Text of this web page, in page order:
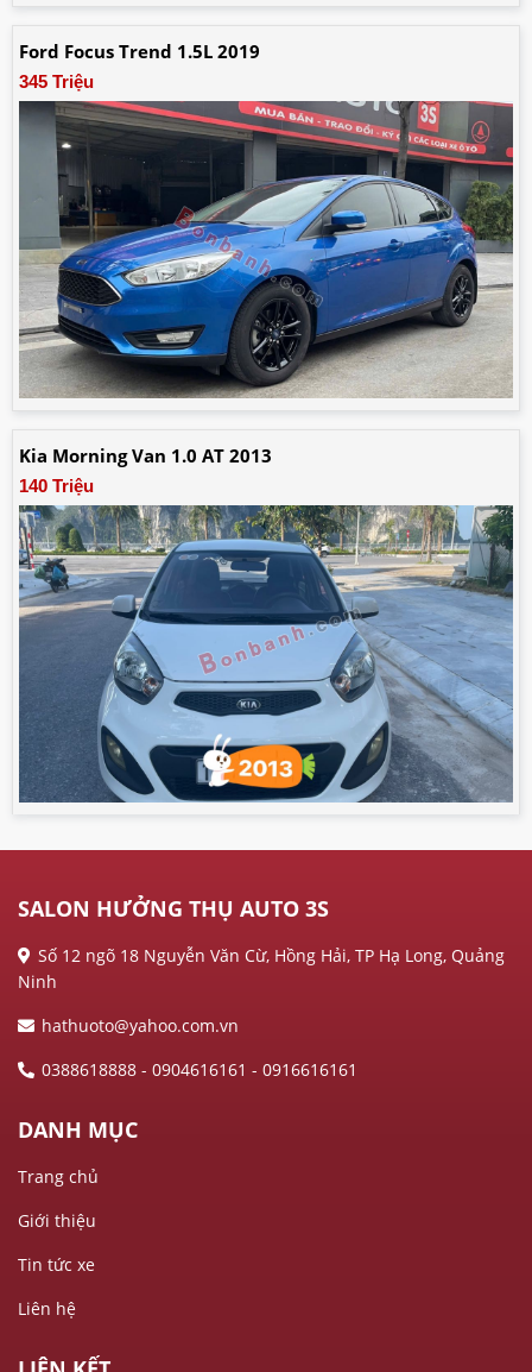
Ford Focus Trend 1.5L 2019
345 Triệu
Kia Morning Van 1.0 AT 2013
140 Triệu
SALON HƯỞNG THỤ AUTO 3S
Số 12 ngõ 18 Nguyễn Văn Cừ, Hồng Hải, TP Hạ Long, Quảng
Ninh
hathuoto@yahoo.com.vn
0388618888 - 0904616161 - 0916616161
DANH MỤC
Trang chủ
Giới thiệu
Tin tức xe
Liên hệ